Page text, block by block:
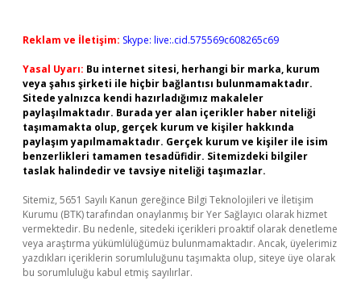
Reklam ve İletişim: Skype: live:.cid.575569c608265c69
Yasal Uyarı: Bu internet sitesi, herhangi bir marka, kurum
veya şahıs şirketi ile hiçbir bağlantısı bulunmamaktadır.
Sitede yalnızca kendi hazırladığımız makaleler
paylaşılmaktadır. Burada yer alan içerikler haber niteliği
taşımamakta olup, gerçek kurum ve kişiler hakkında
paylaşım yapılmamaktadır. Gerçek kurum ve kişiler ile isim
benzerlikleri tamamen tesadüfidir. Sitemizdeki bilgiler
taslak halindedir ve tavsiye niteliği taşımazlar.
Sitemiz, 5651 Sayılı Kanun gereğince Bilgi Teknolojileri ve İletişim
Kurumu (BTK) tarafından onaylanmış bir Yer Sağlayıcı olarak hizmet
vermektedir. Bu nedenle, sitedeki içerikleri proaktif olarak denetleme
veya araştırma yükümlülüğümüz bulunmamaktadır. Ancak, üyelerimiz
yazdıkları içeriklerin sorumluluğunu taşımakta olup, siteye üye olarak
bu sorumluluğu kabul etmiş sayılırlar.